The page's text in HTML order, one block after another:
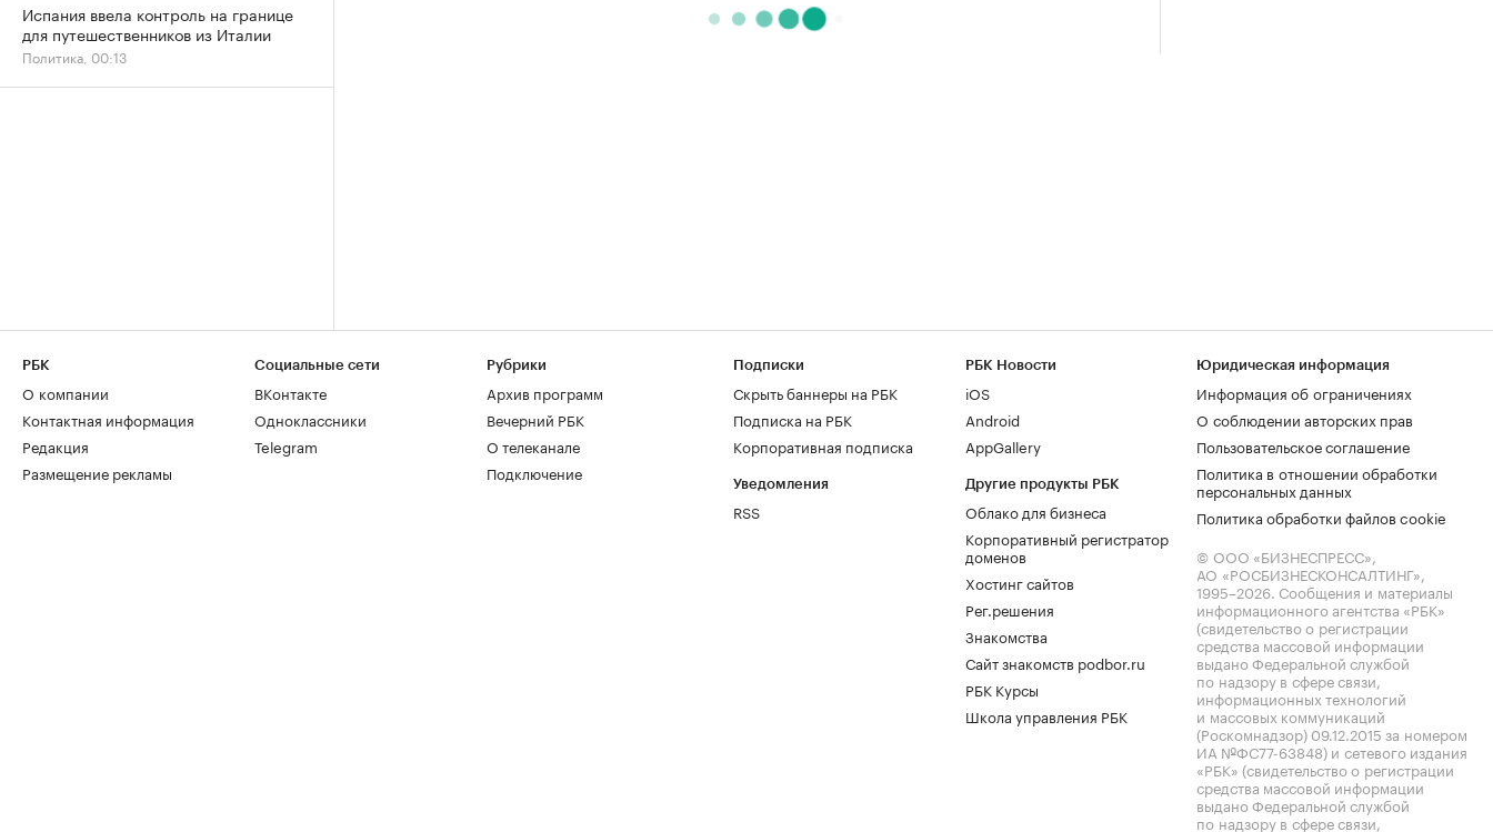
Испания ввела контроль на границе
для путешественников из Италии
Политика, 00:13
РБК
О компании
Контактная информация
Редакция
Размещение рекламы
Социальные сети
ВКонтакте
Одноклассники
Telegram
Рубрики
Архив программ
Вечерний РБК
О телеканале
Подключение
Подписки
Скрыть баннеры на РБК
Подписка на РБК
Корпоративная подписка
Уведомления
RSS
РБК Новости
iOS
Android
AppGallery
Другие продукты РБК
Облако для бизнеса
Корпоративный регистратор
доменов
Хостинг сайтов
Рег.решения
Знакомства
Сайт знакомств podbor.ru
РБК Курсы
Школа управления РБК
Юридическая информация
Информация об ограничениях
О соблюдении авторских прав
Пользовательское соглашение
Политика в отношении обработки
персональных данных
Политика обработки файлов cookie
© ООО «БИЗНЕСПРЕСС»,
АО «РОСБИЗНЕСКОНСАЛТИНГ»,
1995–2026. Сообщения и материалы
информационного агентства «РБК»
(свидетельство о регистрации
средства массовой информации
выдано Федеральной службой
по надзору в сфере связи,
информационных технологий
и массовых коммуникаций
(Роскомнадзор) 09.12.2015 за номером
ИА №ФС77-63848) и сетевого издания
«РБК» (свидетельство о регистрации
средства массовой информации
выдано Федеральной службой
по надзору в сфере связи,